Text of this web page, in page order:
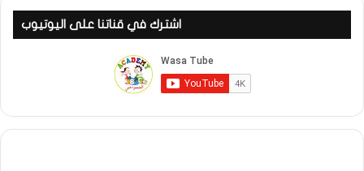
اشترك في قناتنا على اليوتيوب